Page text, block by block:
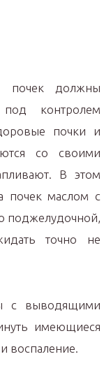
почек должны
контролем
почки и
со своими
В этом
почек маслом с
поджелудочной,
точно не
с выводящими
имеющиеся
воспаление.